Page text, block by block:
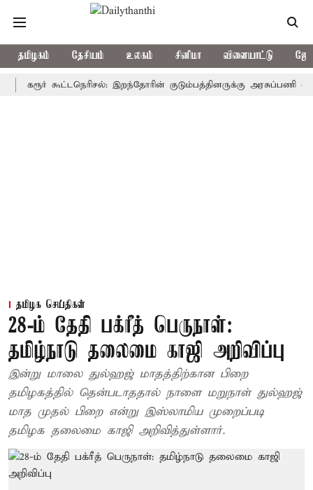
தமிழகம் தேசியம் உலகம் சினிமா விளையாட்டு
கூட்டநெரிசல்: இறந்தோரின் குடும்பத்தினருக்கு அரசுப்பணி வழக்கு;
தமிழக செய்திகள்
28-ம் தேதி பக்ரீத் பெருநாள்:
தமிழ்நாடு தலைமை காஜி அறிவிப்பு
இன்று மாலை துல்ஹஜ் மாதத்திற்கான பிறை
தமிழகத்தில் தென்படாததால் நாளை மறுநாள் துல்ஹஜ்
மாத முதல் பிறை என்று இஸ்லாமிய முறைப்படி
தமிழக தலைமை காஜி அறிவித்துள்ளார்.